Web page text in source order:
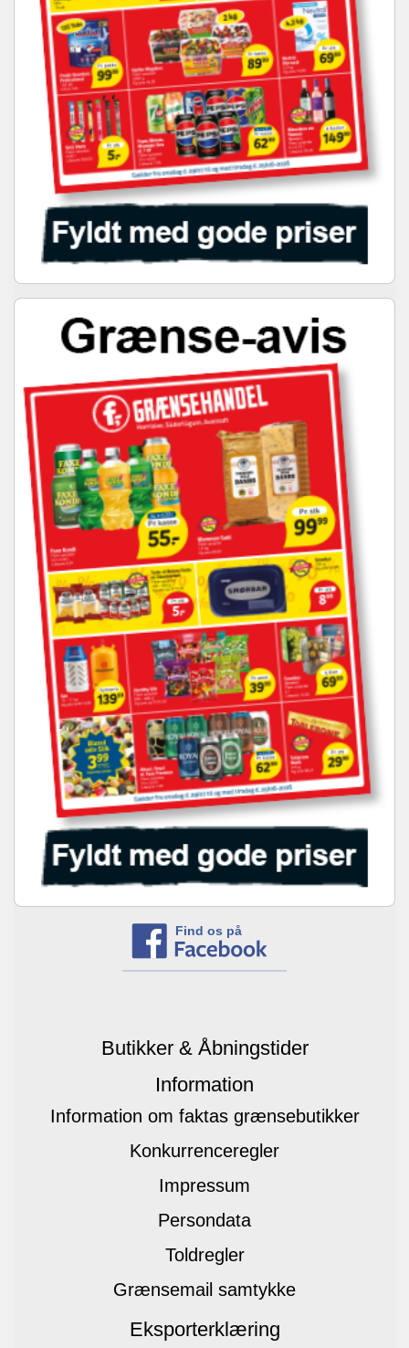
Find os på
Butikker & Åbningstider
Information
Information om faktas grænsebutikker
Konkurrenceregler
Impressum
Persondata
Toldregler
Grænsemail samtykke
Eksporterklæring